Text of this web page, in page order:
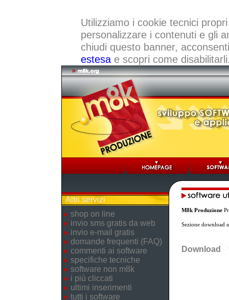
Utilizziamo i cookie tecnici
personalizzare i contenuti e gli
chiudi questo banner,
estesae scopri come
Altri servizi
shop on line
invio sms gratis da web
invio e-mail gratis
domande frequenti (FAQ)
commenti ai software
specifiche tecniche
software non m8k
i più cliccati
ultimi inserimenti
tutti i software
M8k Produzione
Sezione download
Download